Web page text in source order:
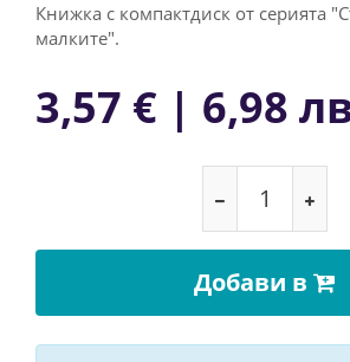
Книжка с компактдиск от серията
малките".
3,57 € | 6,98
Добави в